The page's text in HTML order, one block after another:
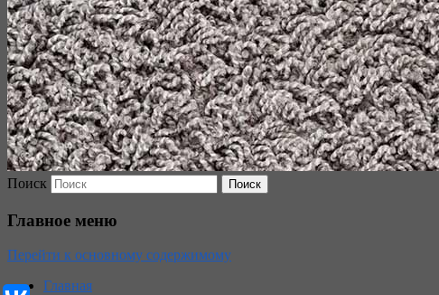
Поиск
Главное меню
Перейти к основному содержимому
Главная